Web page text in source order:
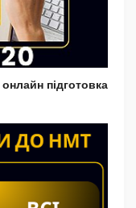
підготовка